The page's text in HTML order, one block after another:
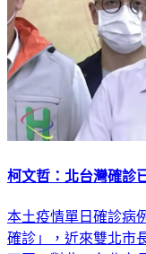
柯文哲：北台灣確
本土疫情單日確診病
確診」，近來雙北市